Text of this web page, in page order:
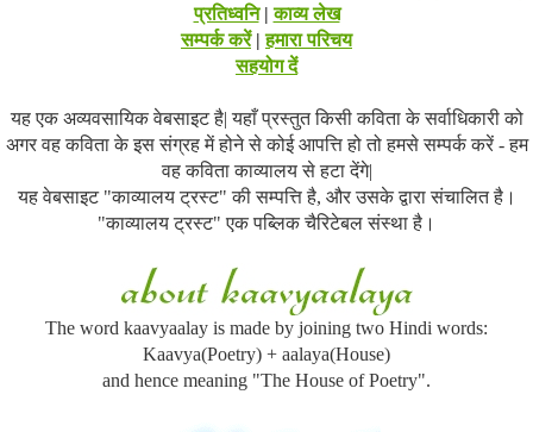
प्रतिध्वनि|काव्य लेख
सम्पर्क करें|हमारा परिचय
सहयोग दें
यह एक अव्यवसायिक वेबसाइट है| यहाँ प्रस्तुत किसी कविता के सर्वाधिकारी को
अगर वह कविता के इस संग्रह में होने से कोई आपत्ति हो तो हमसे सम्पर्क करें - हम
वह कविता काव्यालय से हटा देंगे|
यह वेबसाइट "काव्यालय ट्रस्ट" की सम्पत्ति है, और उसके द्वारा संचालित है।
"काव्यालय ट्रस्ट" एक पब्लिक चैरिटेबल संस्था है।
The word kaavyaalay is made by joining two Hindi words:
Kaavya(Poetry) + aalaya(House)
and hence meaning "The House of Poetry".